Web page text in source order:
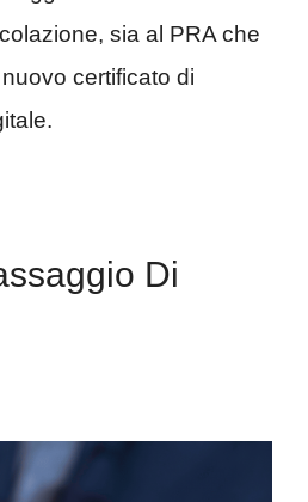
sia al PRA che
certificato di
Di